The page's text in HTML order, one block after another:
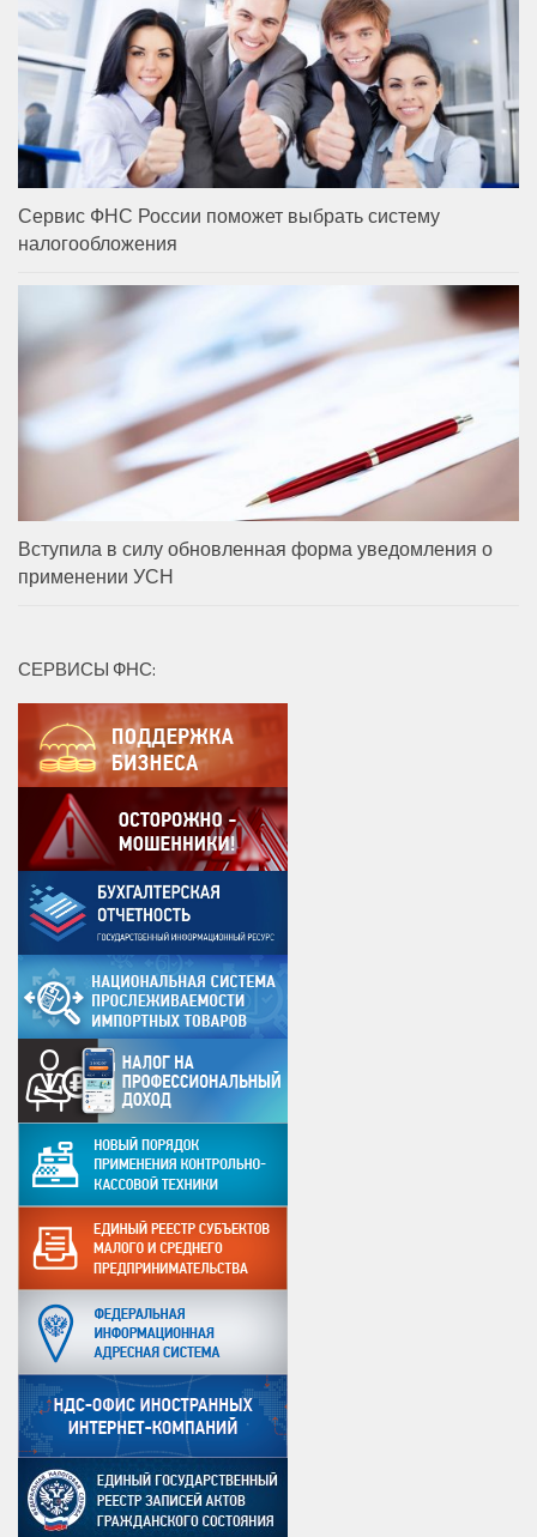
Сервис ФНС России поможет выбрать систему
налогообложения
Вступила в силу обновленная форма уведомления о
применении УСН
СЕРВИСЫ ФНС: